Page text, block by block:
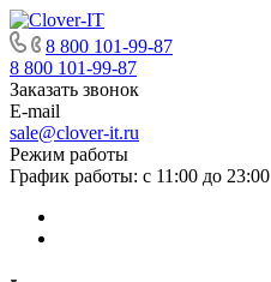
8 800 101-99-87
8 800 101-99-87
Заказать звонок
E-mail
sale@clover-it.ru
Режим работы
График работы: с 11:00 до 23:00